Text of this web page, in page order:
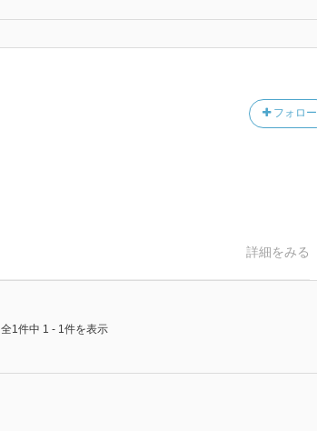
フォロー
詳細をみる
全1件中 1 - 1件を表示